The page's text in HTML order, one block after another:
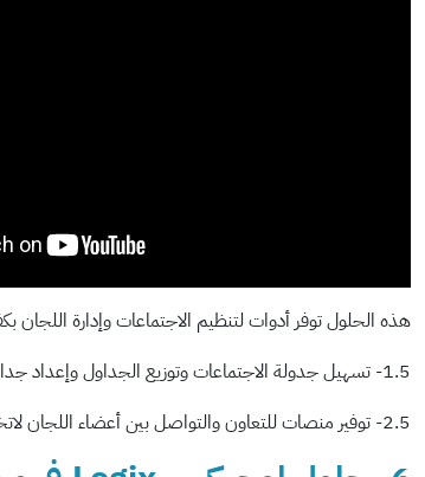
هذه الحلول توفر أدوات لتنظيم الاجتماعات وإدارة اللجان
1.5- تسهيل جدولة الاجتماعات وتوزيع الجداول وإعداد جداول الأعمال ومتابعة المهام.
2.5- توفير منصات للتعاون والتواصل بين أعضاء اللجان لاتخاذ القرارات بشكل أكثر شمولًا وفعالية.